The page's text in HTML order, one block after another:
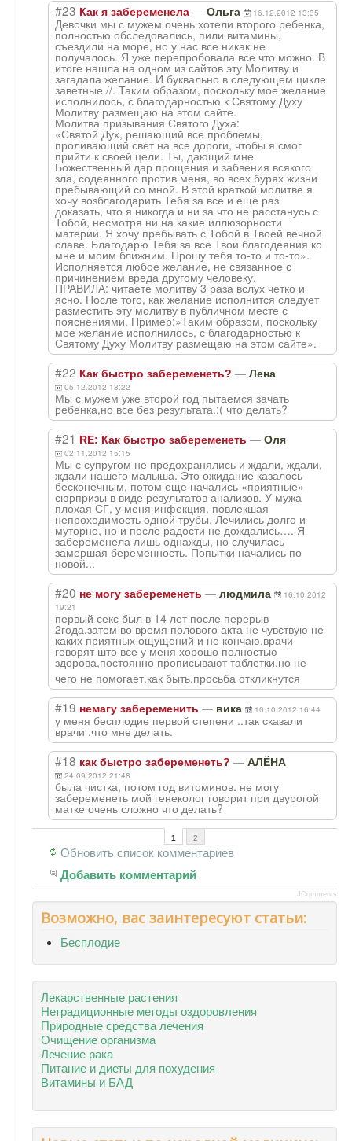
#23 Как я забеременела — Ольга 16.12.2012 13:35
Девочки мы с мужем очень хотели второго ребенка,
полностью обследовались, пили витамины,
съездили на море, но у нас все никак не
получалось. Я уже перепробовала все что можно. В
итоге нашла на одном из сайтов эту Молитву и
загадала желание. И буквально в следующем цикле
заветные //. Таким образом, поскольку мое желание
исполнилось, с благодарностью к Святому Духу
Молитву размещаю на этом сайте.
Молитва призывания Святого Духа:
«Святой Дух, решающий все проблемы,
проливающий свет на все дороги, чтобы я смог
прийти к своей цели. Ты, дающий мне
Божественный дар прощения и забвения всякого
зла, содеянного против меня, во всех бурях жизни
пребывающий со мной. В этой краткой молитве я
хочу возблагодарить Тебя за все и еще раз
доказать, что я никогда и ни за что не расстанусь с
Тобой, несмотря ни на какие иллюзорности
материи. Я хочу пребывать с Тобой в Твоей вечной
славе. Благодарю Тебя за все Твои благодеяния ко
мне и моим ближним. Прошу тебя то-то и то-то».
Исполняется любое желание, не связанное с
причинением вреда другому человеку.
ПРАВИЛА: читаете молитву 3 раза вслух четко и
ясно. После того, как желание исполнится следует
разместить эту молитву в публичном месте с
пояснениями. Пример:»Таким образом, поскольку
мое желание исполнилось, с благодарностью к
Святому Духу Молитву размещаю на этом сайте».
#22 Как быстро забеременеть? — Лена
05.12.2012 18:22
Мы с мужем уже второй год пытаемся зачать
ребенка,но все без результата.:( что делать?
#21 RE: Как быстро забеременеть — Оля
02.11.2012 15:15
Мы с супругом не предохранялись и ждали, ждали,
ждали нашего малыша. Это ожидание казалось
бесконечным, потом еще начались «приятные»
сюрпризы в виде результатов анализов. У мужа
плохая СГ, у меня инфекция, повлекшая
непроходимость одной трубы. Лечились долго и
муторно, но и после радости не дождались…. Я
забеременела лишь однажды, но случилась
замершая беременность. Попытки начались по
новой...
#20 не могу забеременеть — людмила
16.10.2012
19:21
первый секс был в 14 лет после перерыв
2года.затем во время полового акта не чувствую не
каких приятных ощущений и не кончаю.врачи
говорят што все у меня хорошо полностью
здорова,постоянно прописывают таблетки,но не
чего не помогает.как быть.просьба откликнутся
#19 немагу забеременить — вика 10.10.2012 16:44
у меня бесплодие первой степени ..так сказали
врачи .что мне делать.
#18 как быстро забеременеть? — АЛЁНА
24.09.2012 21:48
была чистка, потом год витоминов. не могу
забеременеть мой генеколог говорит при двурогой
матке очень сложно что делать?
1 2
Обновить список комментариев
Добавить комментарий
JComments
Возможно, вас заинтересуют статьи:
Бесплодие
Лекарственные растения
Нетрадиционные методы оздоровления
Природные средства лечения
Очищение организма
Лечение рака
Питание и диеты для похудения
Витамины и БАД